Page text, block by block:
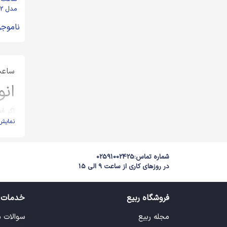
مدل SK2 افقی
اگر
کرد
شماره تماس:02591002425
در روزهای کاری از ساعت 9 الی 15
فروشگاه ربیع
مجله ربیع
خدمات
سوالات